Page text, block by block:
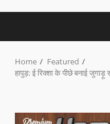
Home
Featured
हापुड़: ई रिक्शा के पीछे बनाई जुगाड़ू